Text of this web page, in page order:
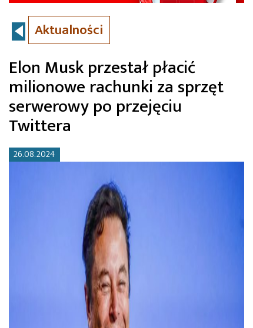
Aktualności
Elon Musk przestał płacić
milionowe rachunki za sprzęt
serwerowy po przejęciu
Twittera
26.08.2024